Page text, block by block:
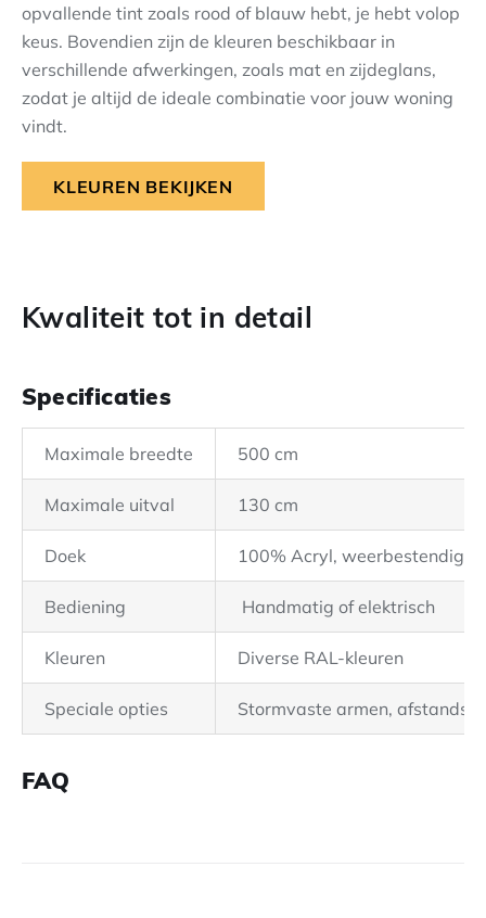
opvallende tint zoals rood of blauw hebt, je hebt volop
keus. Bovendien zijn de kleuren beschikbaar in
verschillende afwerkingen, zoals mat en zijdeglans,
zodat je altijd de ideale combinatie voor jouw woning
vindt.
KLEUREN BEKIJKEN
Kwaliteit tot in detail
Specificaties
Maximale breedte 500 cm
Maximale uitval 130 cm
Doek 100% Acryl, weerbestendig
Bediening Handmatig of elektrisch
Kleuren Diverse RAL-kleuren
Speciale opties Stormvaste armen,
FAQ